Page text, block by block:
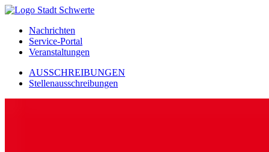
Nachrichten
Service-Portal
Veranstaltungen
AUSSCHREIBUNGEN
Stellenausschreibungen